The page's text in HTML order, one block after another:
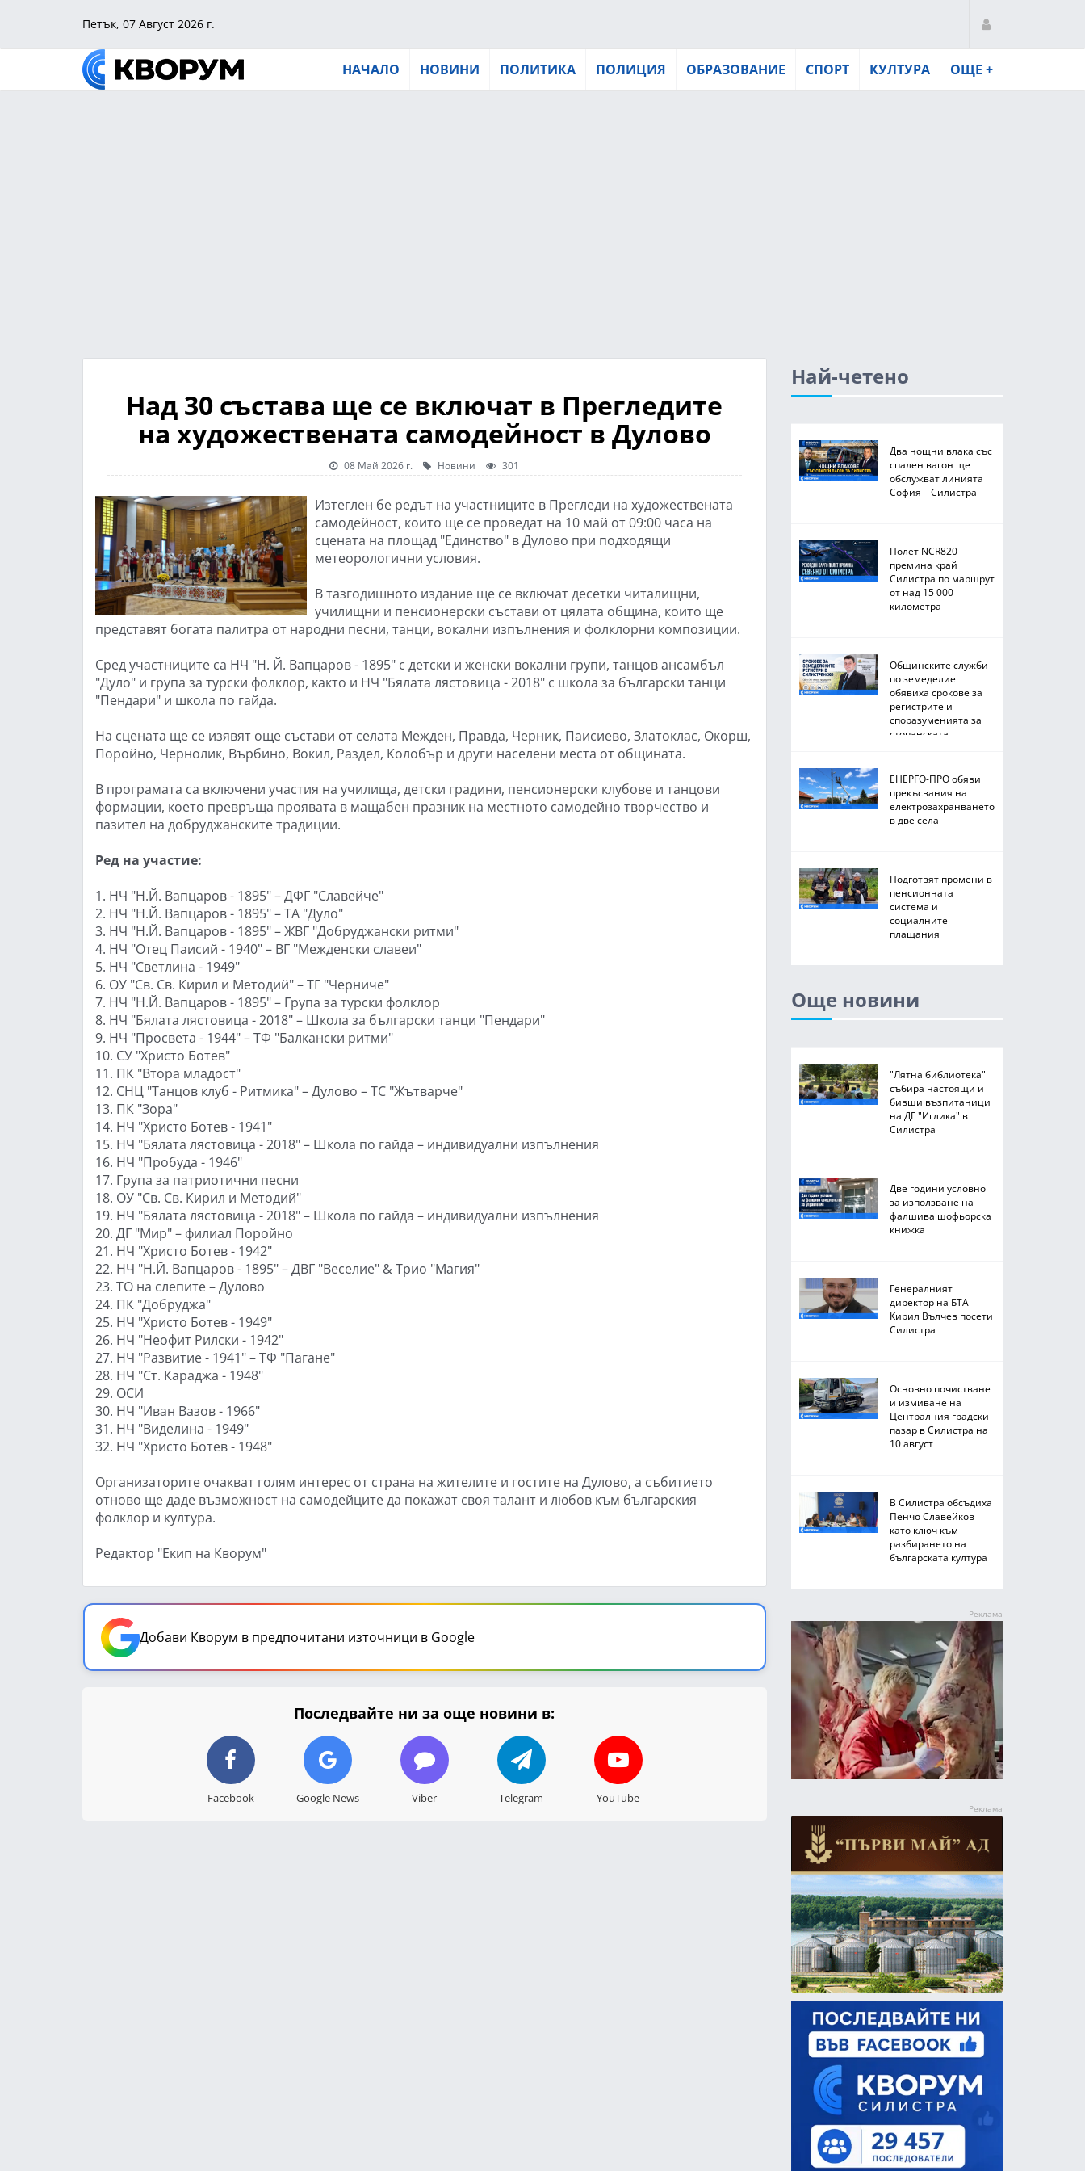
Петък, 07 Август 2026 г.
НАЧАЛО НОВИНИ ПОЛИТИКА ПОЛИЦИЯ ОБРАЗОВАНИЕ СПОРТ КУЛТУРА ОЩЕ +
Над 30 състава ще се включат в Прегледите
на художествената самодейност в Дулово
08 Май 2026 г. Новини 301
Изтеглен бе редът на участниците в Прегледи на художествената
самодейност, които ще се проведат на 10 май от 09:00 часа на
сцената на площад "Единство" в Дулово при подходящи
метеорологични условия.
В тазгодишното издание ще се включат десетки читалищни,
училищни и пенсионерски състави от цялата община, които ще
представят богата палитра от народни песни, танци, вокални изпълнения и фолклорни композиции.
Сред участниците са НЧ "Н. Й. Вапцаров - 1895" с детски и женски вокални групи, танцов ансамбъл
"Дуло" и група за турски фолклор, както и НЧ "Бялата лястовица - 2018" с школа за български танци
"Пендари" и школа по гайда.
На сцената ще се изявят още състави от селата Межден, Правда, Черник, Паисиево, Златоклас, Окорш,
Поройно, Чернолик, Върбино, Вокил, Раздел, Колобър и други населени места от общината.
В програмата са включени участия на училища, детски градини, пенсионерски клубове и танцови
формации, което превръща проявата в мащабен празник на местното самодейно творчество и
пазител на добруджанските традиции.
Ред на участие:
1. НЧ "Н.Й. Вапцаров - 1895" – ДФГ "Славейче"
2. НЧ "Н.Й. Вапцаров - 1895" – ТА "Дуло"
3. НЧ "Н.Й. Вапцаров - 1895" – ЖВГ "Добруджански ритми"
4. НЧ "Отец Паисий - 1940" – ВГ "Межденски славеи"
5. НЧ "Светлина - 1949"
6. ОУ "Св. Св. Кирил и Методий" – ТГ "Черниче"
7. НЧ "Н.Й. Вапцаров - 1895" – Група за турски фолклор
8. НЧ "Бялата лястовица - 2018" – Школа за български танци "Пендари"
9. НЧ "Просвета - 1944" – ТФ "Балкански ритми"
10. СУ "Христо Ботев"
11. ПК "Втора младост"
12. СНЦ "Танцов клуб - Ритмика" – Дулово – ТС "Жътварче"
13. ПК "Зора"
14. НЧ "Христо Ботев - 1941"
15. НЧ "Бялата лястовица - 2018" – Школа по гайда – индивидуални изпълнения
16. НЧ "Пробуда - 1946"
17. Група за патриотични песни
18. ОУ "Св. Св. Кирил и Методий"
19. НЧ "Бялата лястовица - 2018" – Школа по гайда – индивидуални изпълнения
20. ДГ "Мир" – филиал Поройно
21. НЧ "Христо Ботев - 1942"
22. НЧ "Н.Й. Вапцаров - 1895" – ДВГ "Веселие" & Трио "Магия"
23. ТО на слепите – Дулово
24. ПК "Добруджа"
25. НЧ "Христо Ботев - 1949"
26. НЧ "Неофит Рилски - 1942"
27. НЧ "Развитие - 1941" – ТФ "Пагане"
28. НЧ "Ст. Караджа - 1948"
29. ОСИ
30. НЧ "Иван Вазов - 1966"
31. НЧ "Виделина - 1949"
32. НЧ "Христо Ботев - 1948"
Организаторите очакват голям интерес от страна на жителите и гостите на Дулово, а събитието
отново ще даде възможност на самодейците да покажат своя талант и любов към българския
фолклор и култура.
Редактор "Екип на Кворум"
Добави Кворум в предпочитани източници в Google
Последвайте ни за още новини в:
Facebook Google News Viber Telegram YouTube
Най-четено
Два нощни влака със
спален вагон ще
обслужват линията
София – Силистра
Полет NCR820
премина край
Силистра по маршрут
от над 15 000
километра
Общинските служби
по земеделие
обявиха срокове за
регистрите и
споразуменията за
стопанската
ЕНЕРГО-ПРО обяви
прекъсвания на
електрозахранването
в две села
Подготвят промени в
пенсионната
система и
социалните
плащания
Още новини
"Лятна библиотека"
събира настоящи и
бивши възпитаници
на ДГ "Иглика" в
Силистра
Две години условно
за използване на
фалшива шофьорска
книжка
Генералният
директор на БТА
Кирил Вълчев посети
Силистра
Основно почистване
и измиване на
Централния градски
пазар в Силистра на
10 август
В Силистра обсъдиха
Пенчо Славейков
като ключ към
разбирането на
българската култура